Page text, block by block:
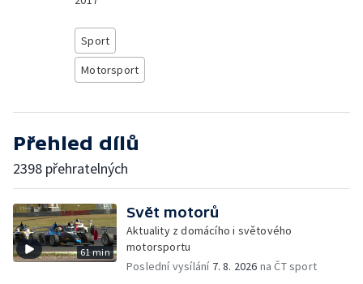
Sport
Motorsport
Přehled dílů
2398 přehratelných
61 min
Svět motorů
Aktuality z domácího i světového
motorsportu
Poslední vysílání 7. 8. 2026 na ČT sport